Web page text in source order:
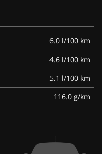
6.0 l/100 km
4.6 l/100 km
5.1 l/100 km
116.0 g/km